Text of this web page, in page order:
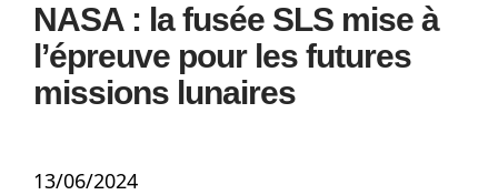
NASA : la fusée SLS mise à
l’épreuve pour les futures
missions lunaires
13/06/2024